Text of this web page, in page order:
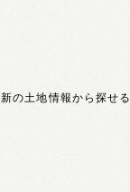
の土地情報から探せる